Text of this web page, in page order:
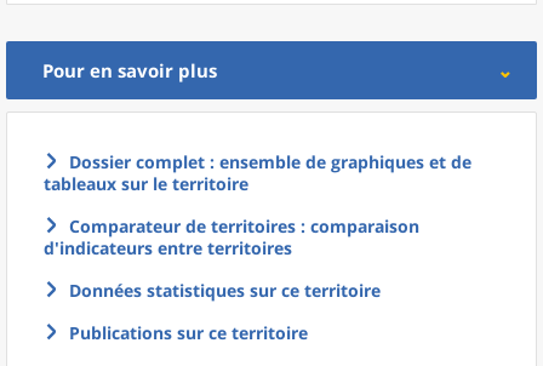
Pour en savoir plus
Dossier complet : ensemble de graphiques et de
tableaux sur le territoire
Comparateur de territoires : comparaison
d'indicateurs entre territoires
Données statistiques sur ce territoire
Publications sur ce territoire